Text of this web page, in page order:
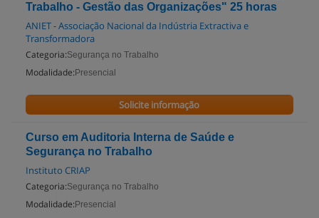
Trabalho - Gestão das Organizações" 25 horas
ANIET - Associação Nacional da Indústria Extractiva e
Transformadora
Categoria:Segurança no Trabalho
Modalidade: Presencial
Solicite informação
Curso em Auditoria Interna de Saúde e
Segurança no Trabalho
Instituto CRIAP
Categoria:Segurança no Trabalho
Modalidade: Presencial